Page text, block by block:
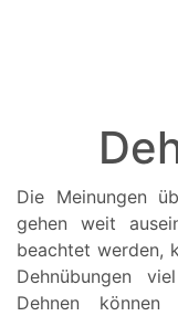
Die Meinungen
gehen weit
beachtet werden,
Dehnübungen
Dehnen können